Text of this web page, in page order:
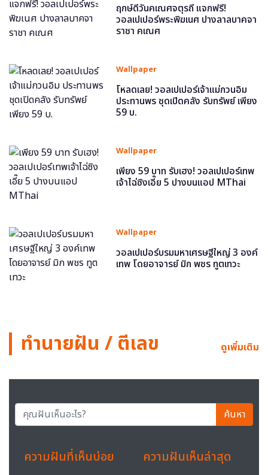
ฤกษ์ดีวันคเณศจตุรถี แจกฟรี!
วอลเปเปอร์พระพิฆเนศ ปางลาลบาคจา
ราชา คเณศ
Wallpaper
โหลดเลย! วอลเปเปอร์เจ้าแม่กวนอิม
ประทานพร ชุดเปิดคลัง รับทรัพย์ เพียง
59 บ.
Wallpaper
เพียง 59 บาท รับเฮง! วอลเปเปอร์เทพ
เจ้าไฉ่ซิงเอี๊ย 5 ปางบนแอป MThai
Wallpaper
วอลเปเปอร์บรมมหาเศรษฐีใหญ่ 3 องค์
เทพ โดยอาจารย์ มิก พชร ทูตเทวะ
ทำนายฝัน / ตีเลข ดูเพิ่มเติม
ค้นหา
ความฝันที่เห็นบ่อย ความฝันเห็นล่าสุด